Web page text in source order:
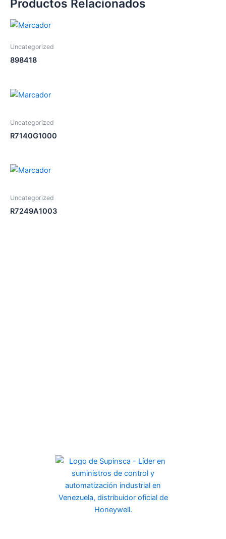
Productos Relacionados
Uncategorized
898418
Uncategorized
R7140G1000
Uncategorized
R7249A1003